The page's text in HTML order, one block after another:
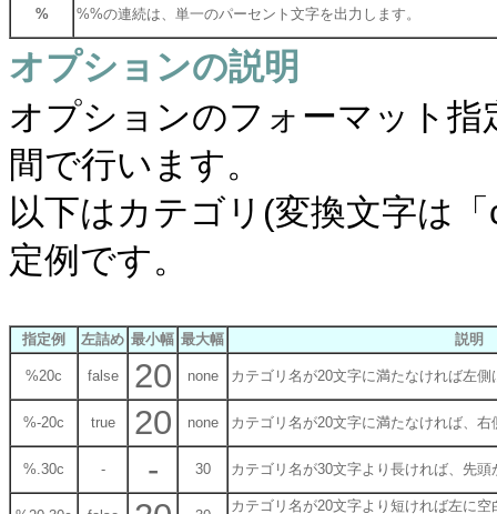
% %%の連続は、単一のパーセント文字を出力します。
オプションの説明
オプションのフォーマット
間で行います。
以下はカテゴリ(変換文字は
定例です。
指定例 左詰め 最小幅 最大幅 説明
%20c false 20 none カテゴリ名が20文字に満たなければ左
%-20c true 20 none カテゴリ名が20文字に満たなければ、
%.30c - - 30 カテゴリ名が30文字より長ければ、先
カテゴリ名が20文字より短ければ左に